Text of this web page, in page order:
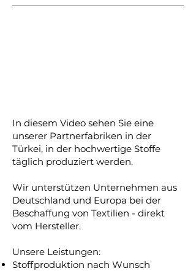
In diesem Video sehen Sie eine
unserer Partnerfabriken in der
Türkei, in der hochwertige Stoffe
täglich produziert werden.
Wir unterstützen Unternehmen aus
Deutschland und Europa bei der
Beschaffung von Textilien - direkt
vom Hersteller.
Unsere Leistungen:
Stoffproduktion nach Wunsch